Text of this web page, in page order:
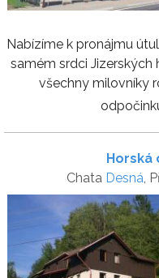
Nabízíme k pronájmu
samém srdci Jizerských
všechny milovníky
Horská
Chata Desná,